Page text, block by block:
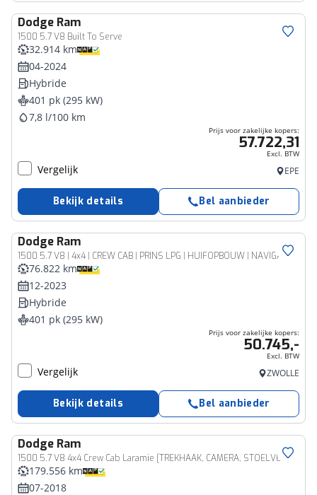
Dodge Ram
1500 5.7 V8 Built To Serve
Bedrijfswagen
32.914 km
04-2024
Hybride
401 pk (295 kW)
7,8 l/100 km
Prijs voor zakelijke kopers:
57.722,31
Excl. BTW
Vergelijk EPE
Bekijk details Bel aanbieder
Dodge Ram
1500 5.7 V8 | 4x4 | CREW CAB | PRINS LPG | HUIFOPBOUW | NAVIGATIE | LED | 3500 KG TREKHAAK | ALPINE AUDIO SYSTEEM | LUXE LEDEREN BEKLEDING | 20" WIELEN | ACHTERUITRIJCAMERA | PARKEERSENSOREN
Bedrijfswagen
76.822 km
12-2023
Hybride
401 pk (295 kW)
Prijs voor zakelijke kopers:
50.745,-
Excl. BTW
Vergelijk ZWOLLE
Bekijk details Bel aanbieder
Dodge Ram
1500 5.7 V8 4x4 Crew Cab Laramie [TREKHAAK, CAMERA, STOELVERWARMING/VENTILATIE, ELEKTRISCH VERSTELBARE STOELEN, BLUETOOTH, STUURVERWARMING, CRUISE, LPG, NIEUWSTAAT]
Bedrijfswagen
179.556 km
07-2018